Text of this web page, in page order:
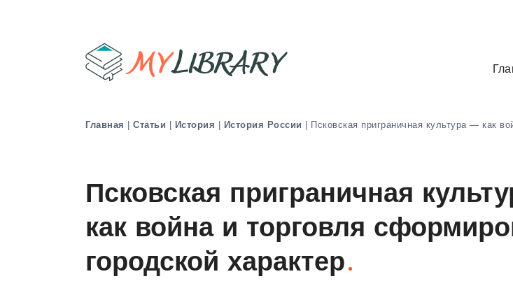
Главная | Статьи | История | История России | Псковская приграничная культура — как
Псковская приграничная
как война и торговля
городской характер